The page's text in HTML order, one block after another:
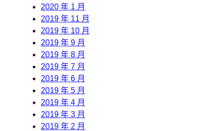
2020 年 1 月
2019 年 11 月
2019 年 10 月
2019 年 9 月
2019 年 8 月
2019 年 7 月
2019 年 6 月
2019 年 5 月
2019 年 4 月
2019 年 3 月
2019 年 2 月